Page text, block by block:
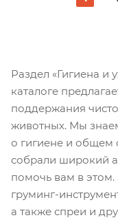
Раздел «Гигиена и
каталоге
поддержания
животных. Мы
о гигиене и общем
собрали широкий
помочь вам в этом.
груминг-
а также спреи и